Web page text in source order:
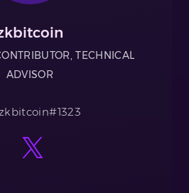
TECHNICAL
ADVISOR
zkbitcoin#1323